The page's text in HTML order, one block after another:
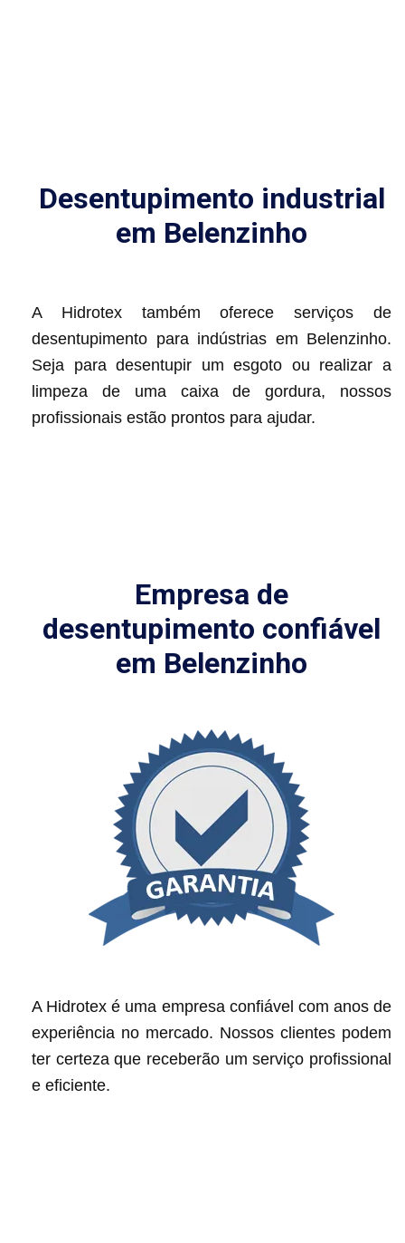
Desentupimento industrial
em Belenzinho
A Hidrotex também oferece serviços de
desentupimento para indústrias em Belenzinho.
Seja para desentupir um esgoto ou realizar a
limpeza de uma caixa de gordura, nossos
profissionais estão prontos para ajudar.
Empresa de
desentupimento confiável
em Belenzinho
A Hidrotex é uma empresa confiável com anos de
experiência no mercado. Nossos clientes podem
ter certeza que receberão um serviço profissional
e eficiente.